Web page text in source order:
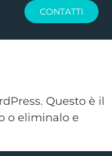
CONTATTI
Questo è il
o eliminalo e